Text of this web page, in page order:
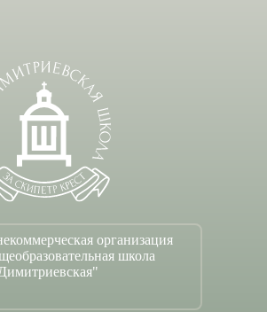
организация
школа